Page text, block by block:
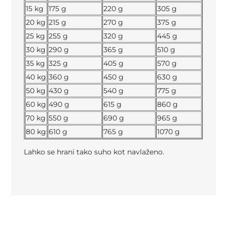
15 kg 175 g 220 g
305 g
20 kg 215 g 270 g
375 g
25 kg 255 g 320 g
445 g
30 kg 290 g 365 g
510 g
35 kg 325 g 405 g
570 g
40 kg 360 g 450 g
630 g
50 kg 430 g 540 g
775 g
60 kg 490 g 615 g
860 g
70 kg 550 g 690 g
965 g
80 kg 610 g 765 g 1070 g
Lahko se hrani tako suho kot navlaženo.